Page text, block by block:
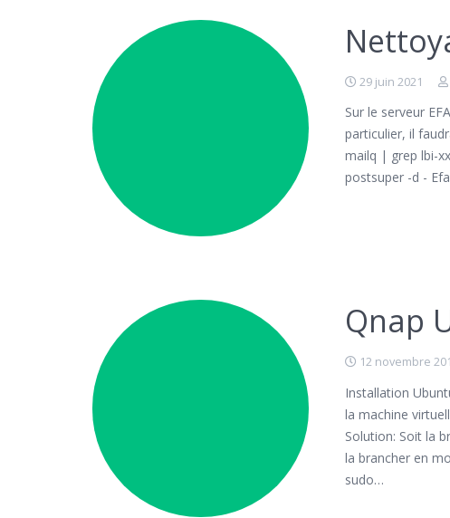
29 juin 2021
Sur le serveur
particulier, il
mailq | grep lbi-
postsuper -d -
Qnap
12 novembre
Installation
la machine
Solution: Soit la
la brancher en
sudo…